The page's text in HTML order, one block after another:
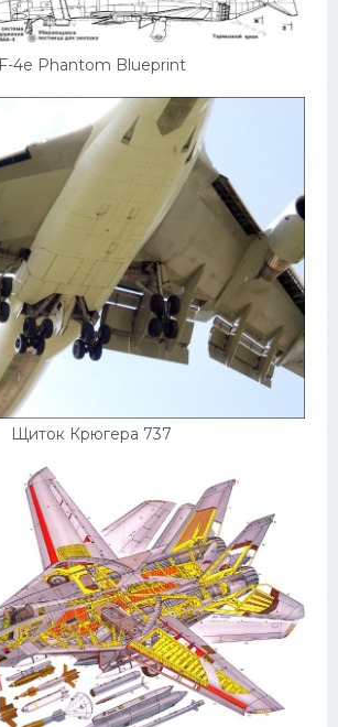
F-4e Phantom Blueprint
Щиток Крюгера 737